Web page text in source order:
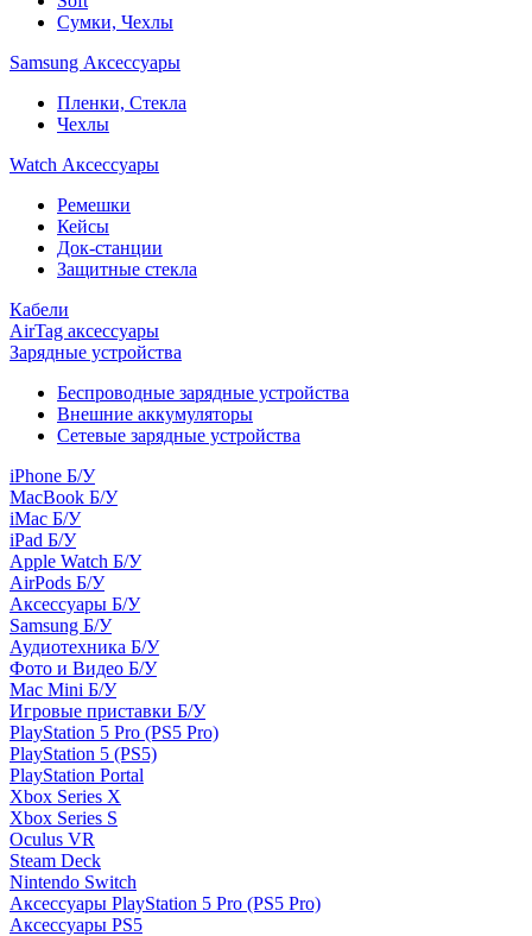
Сумки, Чехлы
Samsung Аксессуары
Пленки, Стекла
Чехлы
Watch Аксессуары
Ремешки
Кейсы
Док-станции
Защитные стекла
Кабели
AirTag аксессуары
Зарядные устройства
Беспроводные зарядные устройства
Внешние аккумуляторы
Сетевые зарядные устройства
iPhone Б/У
MacBook Б/У
iMac Б/У
iPad Б/У
Apple Watch Б/У
AirPods Б/У
Аксессуары Б/У
Samsung Б/У
Аудиотехника Б/У
Фото и Видео Б/У
Mac Mini Б/У
Игровые приставки Б/У
PlayStation 5 Pro (PS5 Pro)
PlayStation 5 (PS5)
PlayStation Portal
Xbox Series X
Xbox Series S
Oculus VR
Steam Deck
Nintendo Switch
Аксессуары PlayStation 5 Pro (PS5 Pro)
Аксессуары PS5